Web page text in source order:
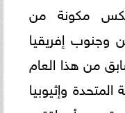
مكونة من
وجنوب إفريقيا
سابق من هذا العام
وإثيوبيا